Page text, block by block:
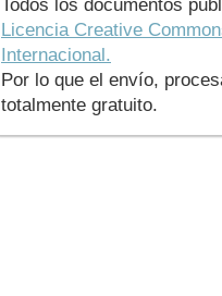
Todos los documentos
Licencia Creative
Internacional.
Por lo que el envío,
totalmente gratuito.